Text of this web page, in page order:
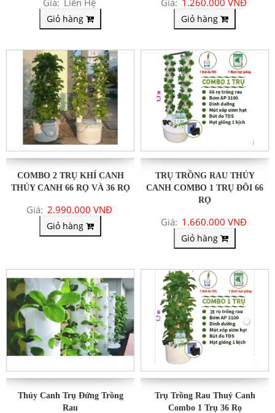
Giá: Liên Hệ
Giỏ hàng
Giá: 1.260.000 VNĐ
Giỏ hàng
COMBO 2 TRỤ KHÍ CANH
THỦY CANH 66 RỌ VÀ 36 RỌ
Giá: 2.990.000 VNĐ
Giỏ hàng
TRỤ TRỒNG RAU THỦY
CANH COMBO 1 TRỤ ĐÔI 66
RỌ
Giá: 1.660.000 VNĐ
Giỏ hàng
Thủy Canh Trụ Đứng Trồng
Rau
Trụ Trồng Rau Thuỷ Canh
Combo 1 Trụ 36 Rọ